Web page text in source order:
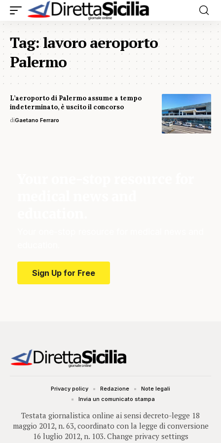
Tag:lavoro aeroporto
Palermo
L’aeroporto di Palermo assume a tempo
indeterminato, è uscito il concorso
diGaetano Ferraro
Sign Up for Free
Testata giornalistica online ai sensi decreto-legge 18
maggio 2012, n. 63, coordinato con la legge di conversione
16 luglio 2012, n. 103. Change privacy settings
Privacy policy Redazione
Note legali
Invia un comunicato stampa